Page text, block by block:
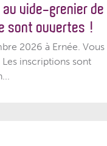
vide-grenier de
sont ouvertes !
2026 à Ernée. Vous
inscriptions sont